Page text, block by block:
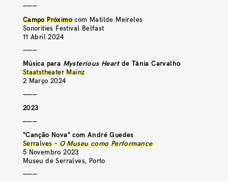
———
Campo Próximocom Matilde Meireles
Sonorities Festival Belfast
11 Abril 2024
———
Música para Mysterious Heart de Tânia Carvalho
Staatstheater Mainz
2 Março 2024
———
2023
———
“Canção Nova” com André Guedes
Serralves –O Museu como Performance
5 Novembro 2023
Museu de Serralves, Porto
———